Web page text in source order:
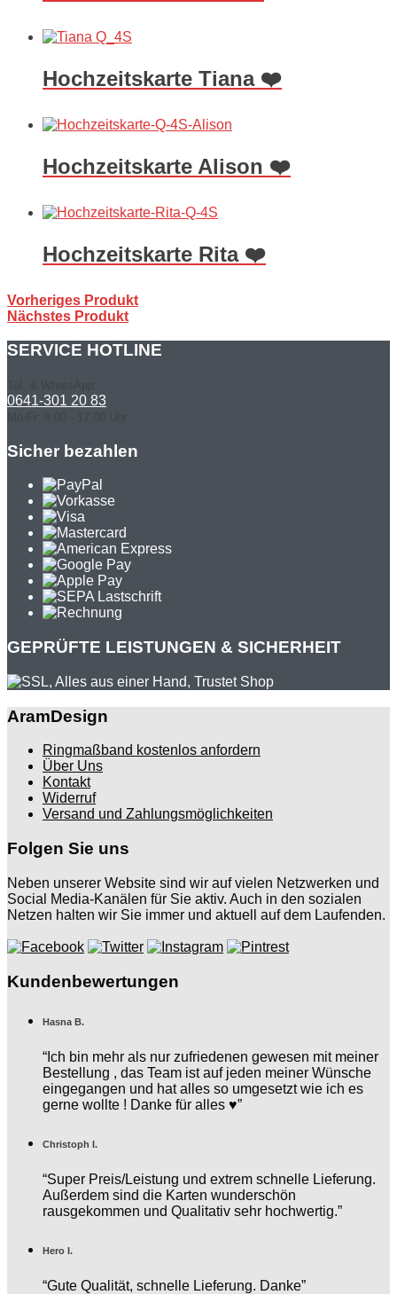
Hochzeitskarte Tiana ❤️
Hochzeitskarte Alison ❤️
Hochzeitskarte Rita ❤️
Vorheriges Produkt
Nächstes Produkt
SERVICE HOTLINE
Tel. & WhatsApp:
0641-301 20 83
Mo-Fr: 9.00 - 17.00 Uhr
Sicher bezahlen
GEPRÜFTE LEISTUNGEN & SICHERHEIT
AramDesign
Ringmaßband kostenlos anfordern
Über Uns
Kontakt
Widerruf
Versand und Zahlungsmöglichkeiten
Folgen Sie uns
Neben unserer Website sind wir auf vielen Netzwerken und
Social Media-Kanälen für Sie aktiv. Auch in den sozialen
Netzen halten wir Sie immer und aktuell auf dem Laufenden.
Kundenbewertungen
Hasna B.
“Ich bin mehr als nur zufriedenen gewesen mit meiner
Bestellung , das Team ist auf jeden meiner Wünsche
eingegangen und hat alles so umgesetzt wie ich es
gerne wollte ! Danke für alles ♥️”
Christoph I.
“Super Preis/Leistung und extrem schnelle Lieferung.
Außerdem sind die Karten wunderschön
rausgekommen und Qualitativ sehr hochwertig.”
Hero I.
“Gute Qualität, schnelle Lieferung. Danke”